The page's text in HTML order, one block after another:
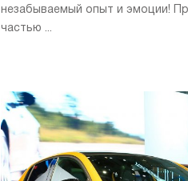
незабываемый опыт и эмоции!
частью ...